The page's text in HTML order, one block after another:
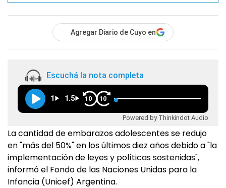
Agregar Diario de Cuyo en
Escuchá la nota completa
1 1.5 10 10
Powered by Thinkindot Audio
La cantidad de embarazos adolescentes se redujo
en "más del 50%" en los últimos diez años debido a "la
implementación de leyes y políticas sostenidas",
informó el Fondo de las Naciones Unidas para la
Infancia (Unicef) Argentina.